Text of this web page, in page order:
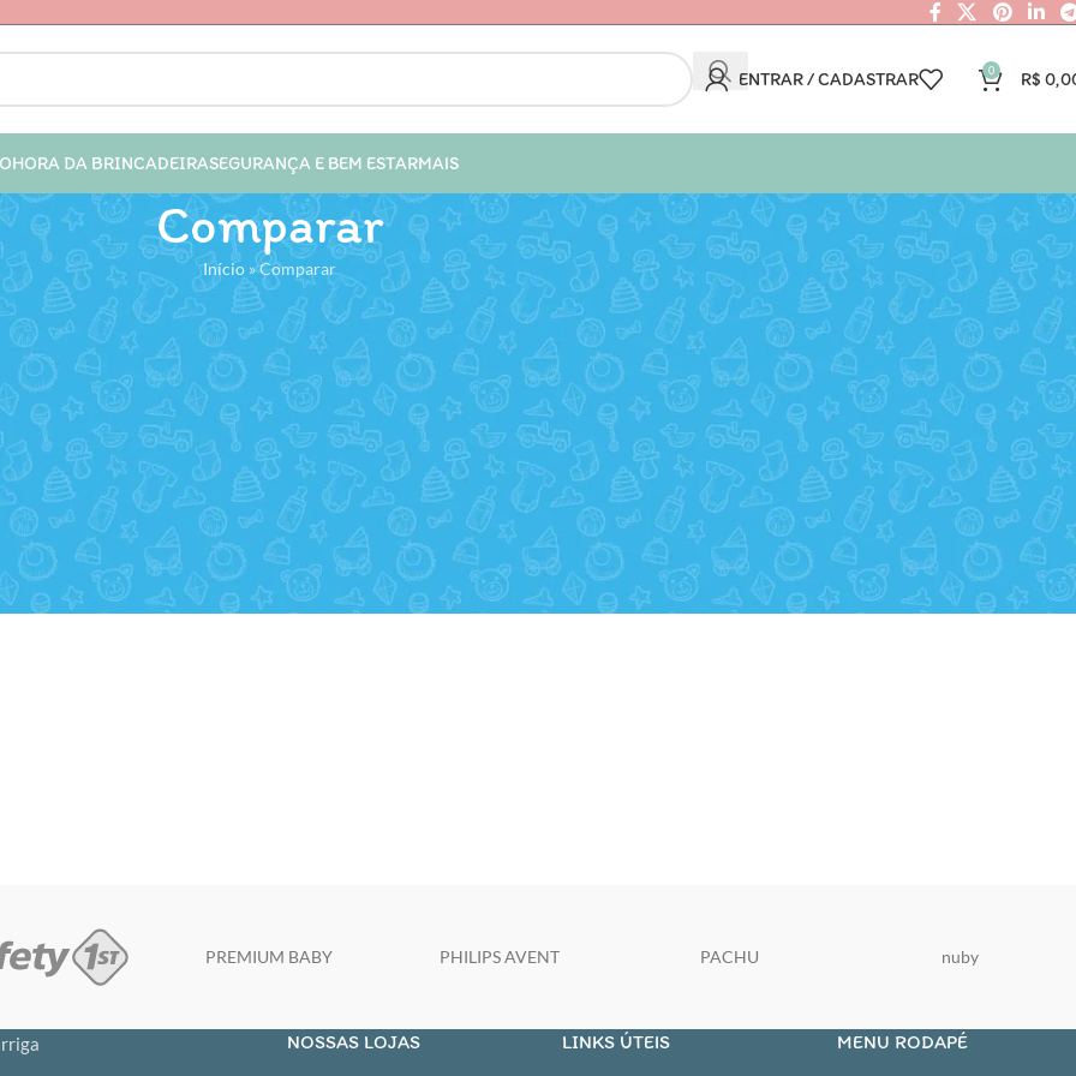
ENTRAR / CADASTRAR 0 R$
HORA DA BRINCADEIRASEGURANÇA E BEM ESTARMAIS
Comparar
Início»Comparar
PREMIUM BABY PHILIPS AVENT PACHU nuby
NOSSAS LOJAS LINKS ÚTEIS MENU RODAPÉ